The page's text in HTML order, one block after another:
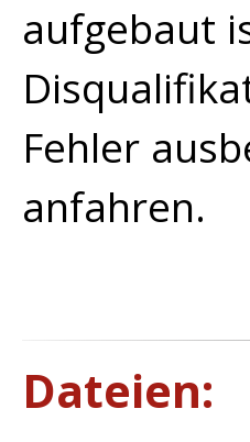
aufgebaut
Fehler
anfahren.
Dateien: